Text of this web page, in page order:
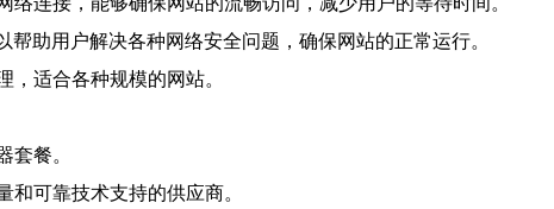
助用户解决各种网络安全问题，确保网站的正常运行。
适合各种规模的网站。
套餐。
可靠技术支持的供应商。